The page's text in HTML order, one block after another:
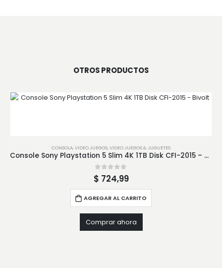
OTROS PRODUCTOS
CONSOLA,VIDEO JUEGOS,VIDEO JUEGOS & JUGUETES
Console Sony Playstation 5 Slim 4K 1TB Disk CFI-2015 – Bivolt
0 out of 5
$ 724,99
AGREGAR AL CARRITO
Comprar ahora